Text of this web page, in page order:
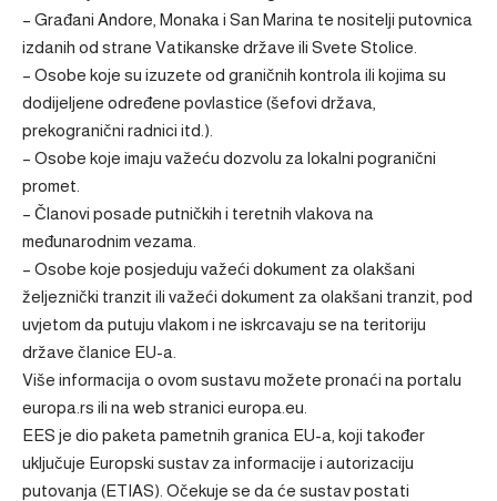
– Građani Andore, Monaka i San Marina te nositelji putovnica
izdanih od strane Vatikanske države ili Svete Stolice.
– Osobe koje su izuzete od graničnih kontrola ili kojima su
dodijeljene određene povlastice (šefovi država,
prekogranični radnici itd.).
– Osobe koje imaju važeću dozvolu za lokalni pogranični
promet.
– Članovi posade putničkih i teretnih vlakova na
međunarodnim vezama.
– Osobe koje posjeduju važeći dokument za olakšani
željeznički tranzit ili važeći dokument za olakšani tranzit, pod
uvjetom da putuju vlakom i ne iskrcavaju se na teritoriju
države članice EU-a.
Više informacija o ovom sustavu možete pronaći na portalu
europa.rs ili na web stranici europa.eu.
EES je dio paketa pametnih granica EU-a, koji također
uključuje Europski sustav za informacije i autorizaciju
putovanja (ETIAS). Očekuje se da će sustav postati